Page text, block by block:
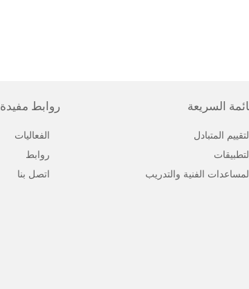
روابط مفيدة
الفعاليات
روابط
اتصل بنا
السريعة
التقييم المتبادل
التطبيقات
المساعدات الفنية والتدريب